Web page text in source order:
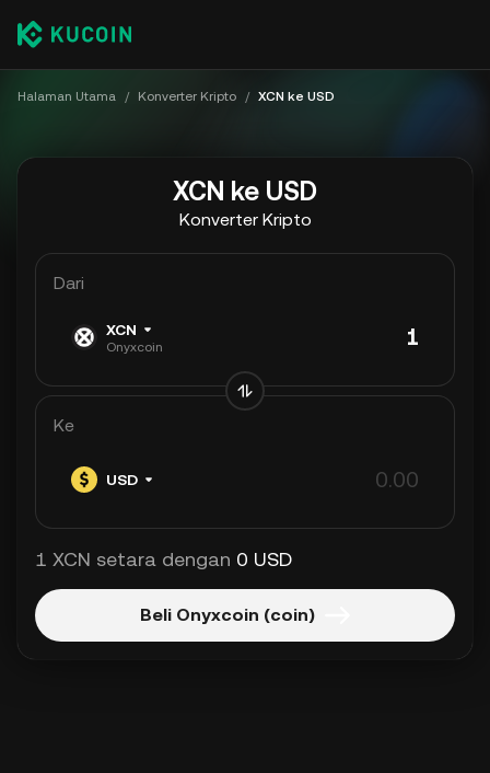
Halaman Utama / Konverter Kripto / XCN ke USD
XCN ke USD
Konverter Kripto
Dari
XCN
Onyxcoin
Ke
USD
1 XCN setara dengan 0 USD
Beli Onyxcoin (coin)